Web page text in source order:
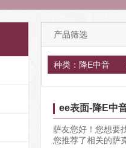
产品筛选
种类：降E中音
ee表面-降E中
萨友您好！您想要
您推荐了相关的萨